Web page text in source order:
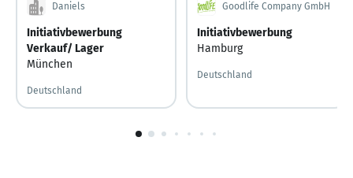
Daniels
Initiativbewerbung
Verkauf/ Lager
München
Deutschland
Goodlife Company GmbH
Initiativbewerbung
Hamburg
Deutschland